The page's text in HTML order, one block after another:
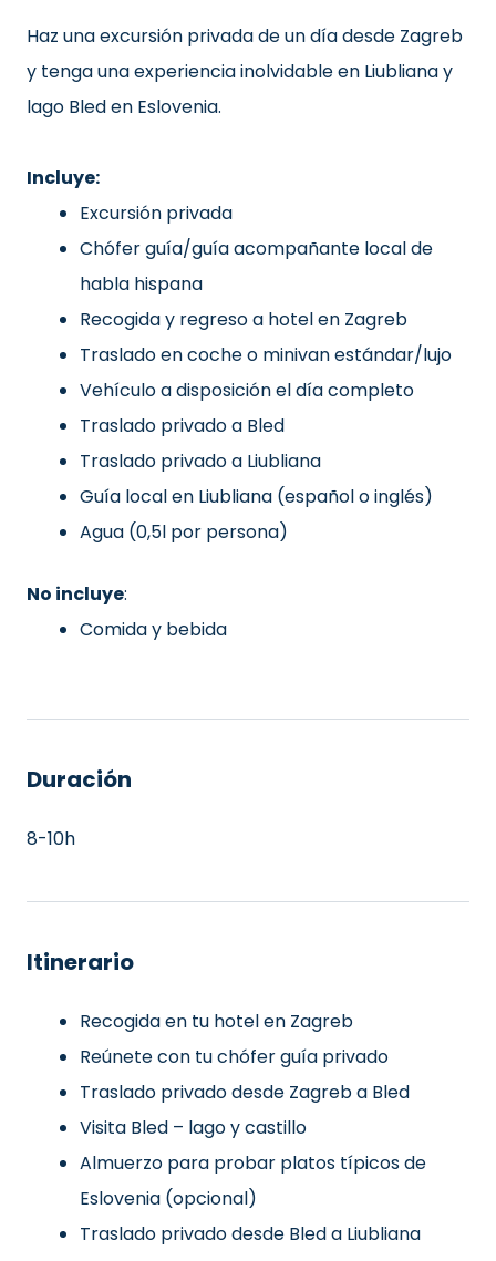
Haz una excursión privada de un día desde Zagreb
y tenga una experiencia inolvidable en Liubliana y
lago Bled en Eslovenia.
Incluye:
Excursión privada
Chófer guía/guía acompañante local de
habla hispana
Recogida y regreso a hotel en Zagreb
Traslado en coche o minivan estándar/lujo
Vehículo a disposición el día completo
Traslado privado a Bled
Traslado privado a Liubliana
Guía local en Liubliana (español o inglés)
Agua (0,5l por persona)
No incluye:
Comida y bebida
Duración
8-10h
Itinerario
Recogida en tu hotel en Zagreb
Reúnete con tu chófer guía privado
Traslado privado desde Zagreb a Bled
Visita Bled – lago y castillo
Almuerzo para probar platos típicos de
Eslovenia (opcional)
Traslado privado desde Bled a Liubliana